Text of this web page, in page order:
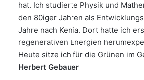
hat. Ich studierte Physik und
den 80iger Jahren als
Jahre nach Kenia. Dort hatte ich
regenerativen Energien
Heute sitze ich für die Grünen im
Herbert Gebauer